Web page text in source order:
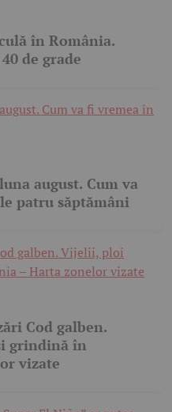
în România.
de grade
august. Cum va
patru săptămâni
Cod galben.
grindină în
vizate